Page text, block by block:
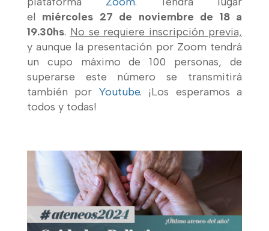
el miércoles 27 de noviembre de 18 a
19.30hs. No se requiere inscripción previa,
y aunque la presentación por Zoom tendrá
un cupo máximo de 100 personas, de
superarse este número se transmitirá
también por Youtube. ¡Los esperamos a
todos y todas!